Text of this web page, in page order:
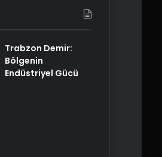
Trabzon Demir:
Bölgenin
Endüstriyel Gücü